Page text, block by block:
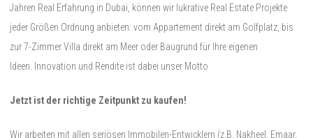
Jahren Real Erfahrung in Dubai, können wir lukrative Real Estate Projekte
jeder Größen Ordnung anbieten: vom Appartement direkt am Golfplatz, bis
zur 7-Zimmer Villa direkt am Meer oder Baugrund für Ihre eigenen
Ideen. Innovation und Rendite ist dabei unser Motto
Jetzt ist der richtige Zeitpunkt zu kaufen!
Wir arbeiten mit allen seriösen Immobilen-Entwicklern (z.B. Nakheel, Emaar,